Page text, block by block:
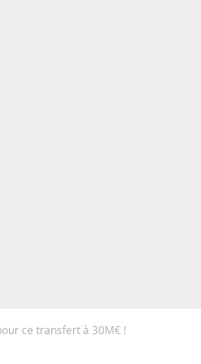
ce transfert à 30M€ !